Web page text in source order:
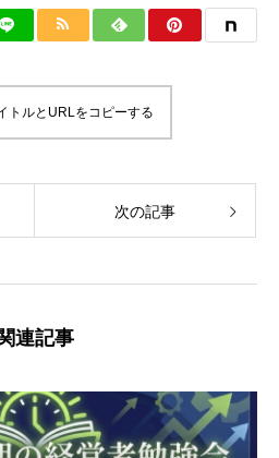
トルとURLをコピーする
次の記事
連記事